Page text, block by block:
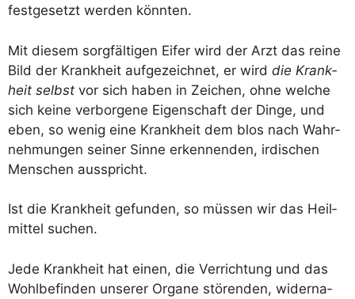
fest­ge­setzt wer­den könnten.
Mit die­sem sorg­fäl­ti­gen Eifer wird der Arzt das rei­ne
Bild der Krank­heit auf­ge­zeich­net, er wird die Krank­
heit selbst vor sich haben in Zei­chen, ohne wel­che
sich kei­ne ver­bor­ge­ne Eigen­schaft der Din­ge, und
eben, so wenig eine Krank­heit dem blos nach Wahr­
neh­mun­gen sei­ner Sin­ne erken­nen­den, irdi­schen
Men­schen ausspricht.
Ist die Krank­heit gefun­den, so müs­sen wir das Heil­
mit­tel suchen.
Jede Krank­heit hat einen, die Ver­rich­tung und das
Wohl­be­fin­den unse­rer Orga­ne stö­ren­den, wider­na­